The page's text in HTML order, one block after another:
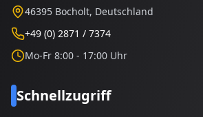
46395 Bocholt, Deutschland
+49 (0) 2871 / 7374
Mo-Fr 8:00 - 17:00 Uhr
Schnellzugriff